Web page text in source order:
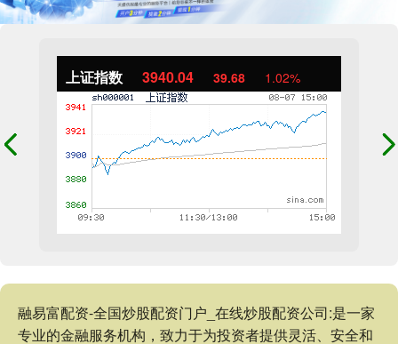
上证指数 3940.04 39.68 1.02%
融易富配资-全国炒股配资门户_在线炒股配资公司:是一家
专业的金融服务机构，致力于为投资者提供灵活、安全和